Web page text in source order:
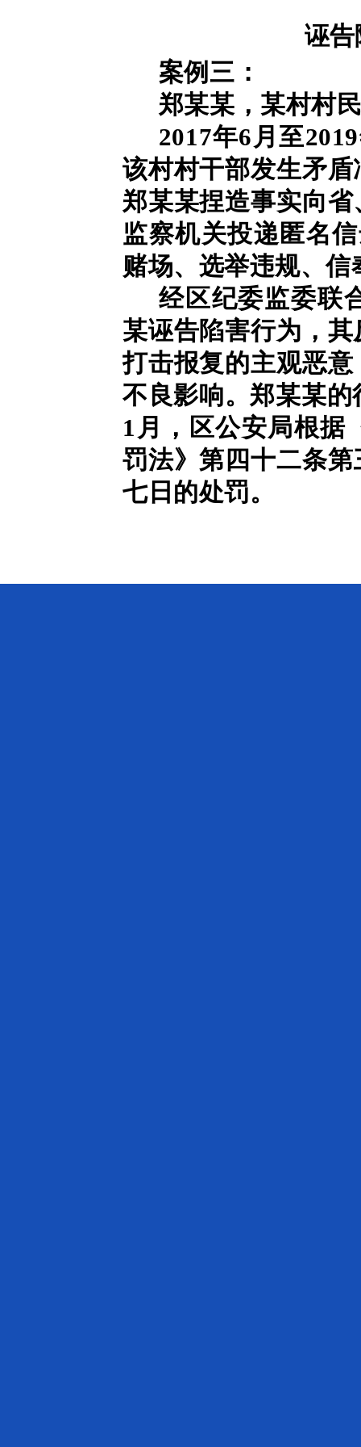
诬告
案例三：
郑某某，某村村
2017年6月至
该村村干部发生矛
郑某某捏造事实向
监察机关投递匿名
赌场、选举违规、
经区纪委监委联
某诬告陷害行为，
打击报复的主观恶
不良影响。郑某某
1月，区公安局根据
罚法》第四十二条
七日的处罚。